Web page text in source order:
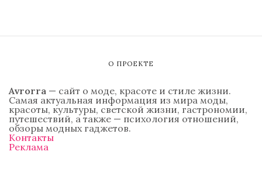
О ПРОЕКТЕ
Avrorra — сайт о моде, красоте и стиле жизни.
Самая актуальная информация из мира моды,
красоты, культуры, светской жизни, гастрономии,
путешествий, а также — психология отношений,
обзоры модных гаджетов.
Контакты
Реклама